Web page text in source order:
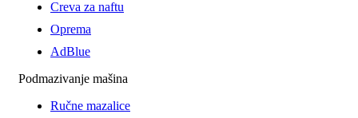
Creva za naftu
Oprema
AdBlue
Podmazivanje mašina
Ručne mazalice